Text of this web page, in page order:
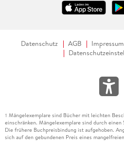
Datenschutz AGB Impressum
1 Mängelexemplare sind Bücher mit leichten
einschränken. Mängelexemplare sind durch
Die frühere Buchpreisbindung ist aufgehoben.
sich auf den gebundenen Preis eines